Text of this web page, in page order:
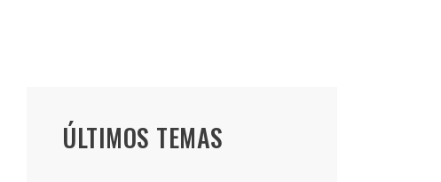
ÚLTIMOS TEMAS